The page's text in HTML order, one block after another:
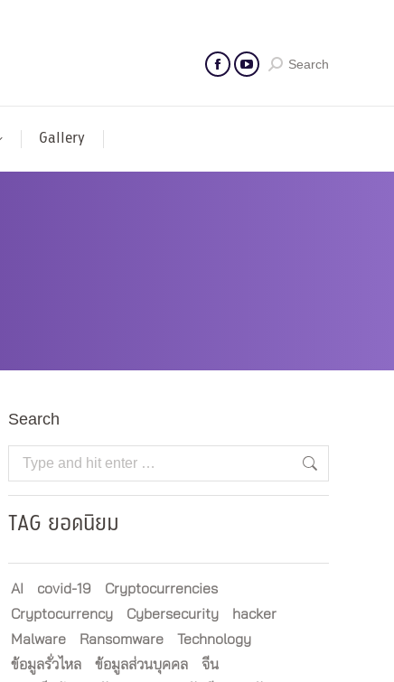
Search
Gallery
Search
Search:
TAG ยอดนิยม
AI covid-19
Cryptocurrencies
Cryptocurrency
Cybersecurity
hacker
Malware
Ransomware
Technology
ข้อมูลรั่วไหล
ข้อมูลส่วนบุคคล
จีน